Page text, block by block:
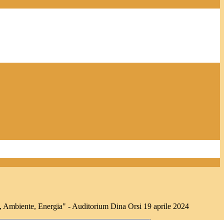
Ambiente, Energia" - Auditorium Dina Orsi 19 aprile 2024